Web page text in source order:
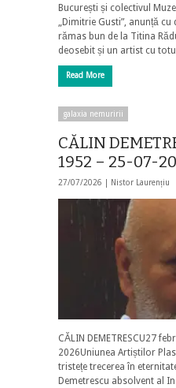
București și colectivul
„Dimitrie Gusti”, anunță
rămas bun de la Titina
deosebit și un artist cu
Read More
galaxia nemuririi
CĂLIN
1952 – 25-07-
27/07/2026 | Nistor Laurențiu
CĂLIN DEMETRESCU27
2026Uniunea Artiștilor
tristețe trecerea în
Demetrescu absolvent al